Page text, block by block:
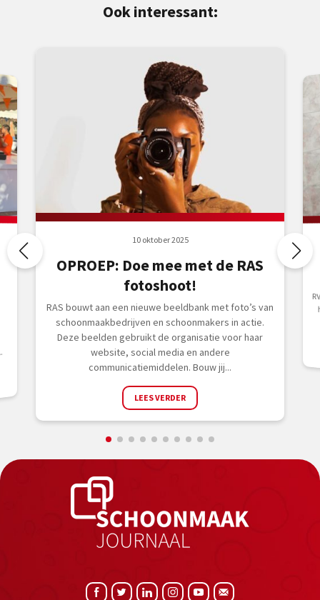
Ook interessant:
10 oktober 2025
OPROEP: Doe mee met de RAS
fotoshoot!
RAS bouwt aan een nieuwe beeldbank met foto’s van
schoonmaakbedrijven en schoonmakers in actie.
Deze beelden gebruikt de organisatie voor haar
website, social media en andere
communicatiemiddelen. Bouw jij...
LEES VERDER